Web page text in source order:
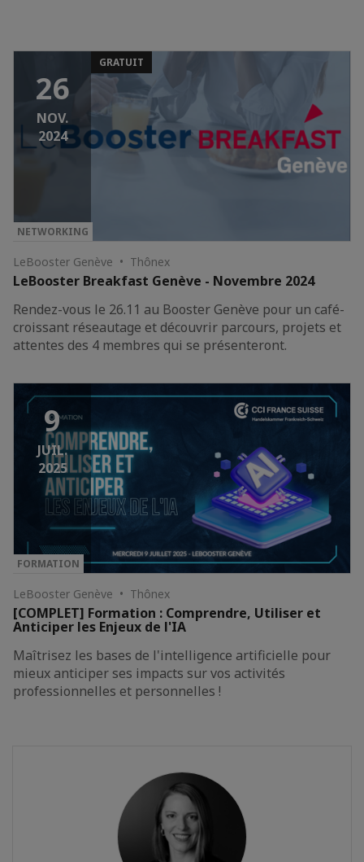
26
NOV.
2024
GRATUIT
NETWORKING
LeBooster Genève • Thônex
LeBooster Breakfast Genève - Novembre 2024
Rendez-vous le 26.11 au Booster Genève pour un café-
croissant réseautage et découvrir parcours, projets et
attentes des 4 membres qui se présenteront.
9
JUIL.
2025
FORMATION
LeBooster Genève • Thônex
[COMPLET] Formation : Comprendre, Utiliser et
Anticiper les Enjeux de l'IA
Maîtrisez les bases de l'intelligence artificielle pour
mieux anticiper ses impacts sur vos activités
professionnelles et personnelles !